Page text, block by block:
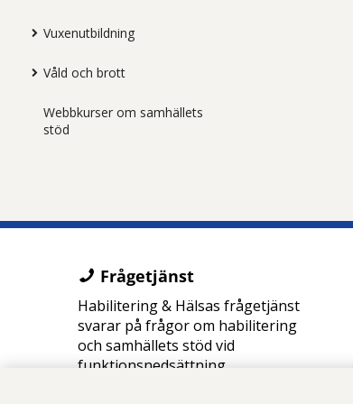
Vuxenutbildning
Våld och brott
Webbkurser om samhällets
stöd
Frågetjänst
Habilitering & Hälsas frågetjänst
svarar på frågor om habilitering
och samhällets stöd vid
funktionsnedsättning.